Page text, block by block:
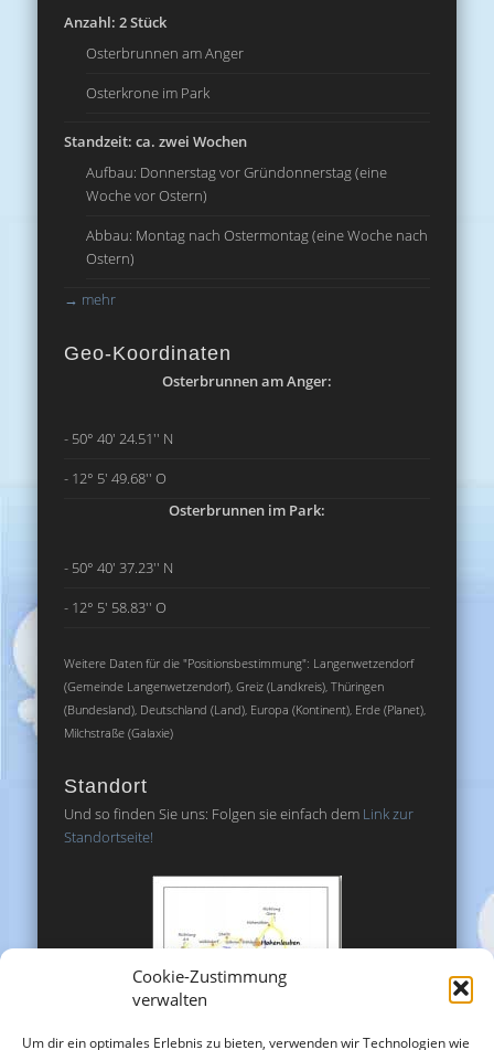
Cookie-Zustimmung
verwalten
Um dir ein optimales Erlebnis zu bieten, verwenden wir Technologien wie
Anzahl: 2 Stück
Osterbrunnen am Anger
Osterkrone im Park
Standzeit: ca. zwei Wochen
Aufbau: Donnerstag vor Gründonnerstag (eine
Woche vor Ostern)
Abbau: Montag nach Ostermontag (eine Woche nach
Ostern)
→ mehr
Geo-Koordinaten
Osterbrunnen am Anger:
- 50° 40' 24.51'' N
- 12° 5' 49.68'' O
Osterbrunnen im Park:
- 50° 40' 37.23'' N
- 12° 5' 58.83'' O
Weitere Daten für die "Positionsbestimmung": Langenwetzendorf
(Gemeinde Langenwetzendorf), Greiz (Landkreis), Thüringen
(Bundesland), Deutschland (Land), Europa (Kontinent), Erde (Planet),
Milchstraße (Galaxie)
Standort
Und so finden Sie uns: Folgen sie einfach dem Link zur
Standortseite!